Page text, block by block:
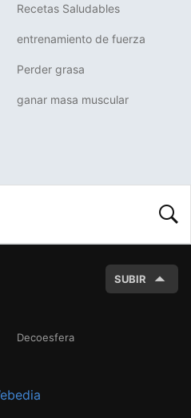
Recetas Saludables
entrenamiento de fuerza
Perder grasa
ganar masa muscular
SUBIR
Decoesfera